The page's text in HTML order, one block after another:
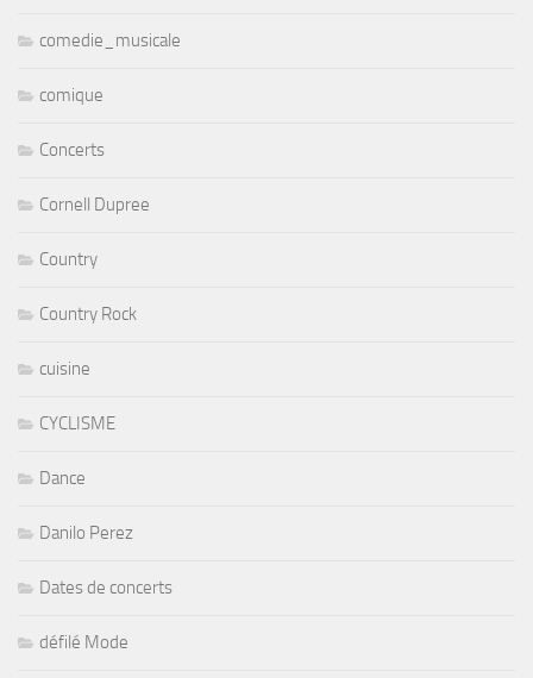
comedie_musicale
comique
Concerts
Cornell Dupree
Country
Country Rock
cuisine
CYCLISME
Dance
Danilo Perez
Dates de concerts
défilé Mode